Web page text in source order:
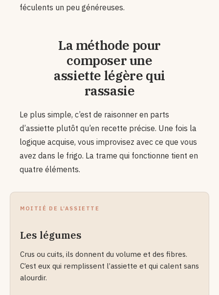
féculents un peu généreuses.
La méthode pour
composer une
assiette légère qui
rassasie
Le plus simple, c’est de raisonner en parts
d’assiette plutôt qu’en recette précise. Une fois la
logique acquise, vous improvisez avec ce que vous
avez dans le frigo. La trame qui fonctionne tient en
quatre éléments.
MOITIÉ DE L’ASSIETTE
Les légumes
Crus ou cuits, ils donnent du volume et des fibres.
C’est eux qui remplissent l’assiette et qui calent sans
alourdir.